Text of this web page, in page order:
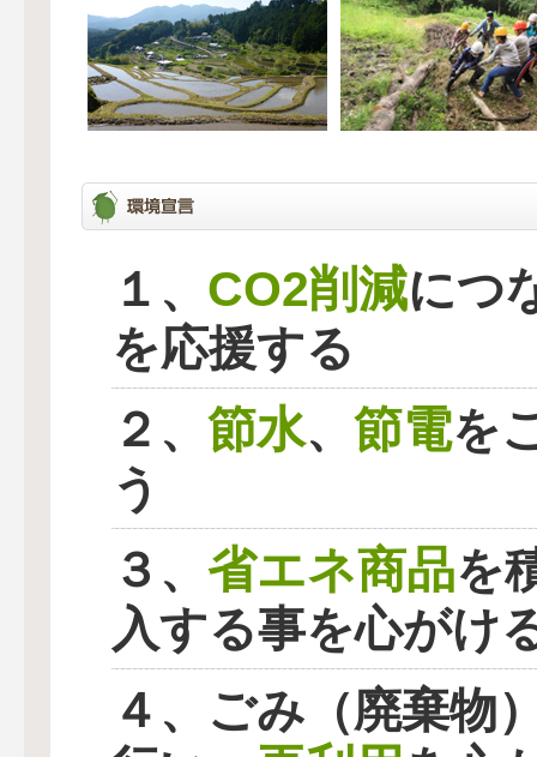
１、 CO2削減につ
を応援する
２、 節水、 節電を
う
３、 省エネ商品を
入する事を心がけ
４、ごみ（廃棄物